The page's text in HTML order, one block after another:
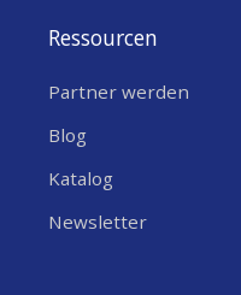
Ressourcen
Partner werden
Blog
Katalog
Newsletter